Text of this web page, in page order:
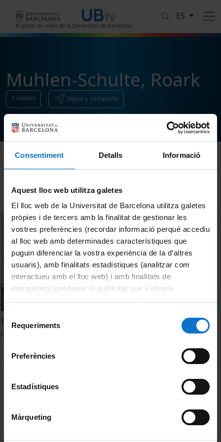
Consentiment Detalls Informació
Aquest lloc web utilitza galetes
El lloc web de la Universitat de Barcelona utilitza galetes
pròpies i de tercers amb la finalitat de gestionar les
vostres preferències (recordar informació perquè accediu
al lloc web amb determinades característiques que
puguin diferenciar la vostra experiència de la d’altres
usuaris), amb finalitats estadístiques (analitzar com
interactueu amb el lloc web) i amb finalitats de
màrqueting (gestionar la publicitat que s’ofereix
consultar laPolítica de galetes del lloc web de la
Requeriments
Preferències
Estadístiques
Màrqueting
El portal de vídeo de la Universitat de Barcelona
ES
Muhlen-Schulte, Roark
1 vídeos Sigue y comparte
Ordenar
In quartz we trust, when on high. Roark Muhlen-Schulte
MENÚ PEU 1
Política de Cookies
Privacidad y términos